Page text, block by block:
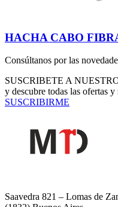
HACHA CABO
Consúltanos por las
SUSCRIBETE A
y descubre todas las ofertas
SUSCRIBIRME
Saavedra 821 – Lomas de